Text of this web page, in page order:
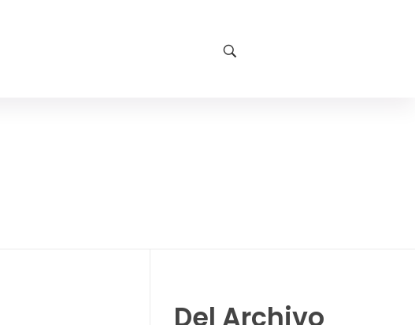
Del Archivo